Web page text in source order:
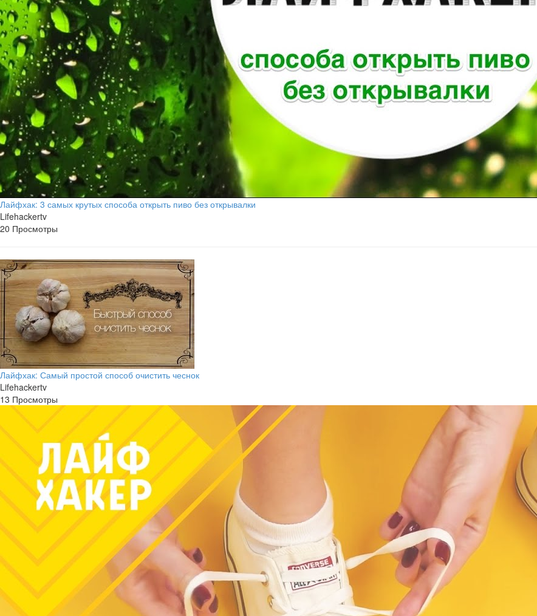
Лайфхак: 3 самых крутых способа открыть пиво без открывалки
Lifehackertv
20 Просмотры
Лайфхак: Самый простой способ очистить чеснок
Lifehackertv
13 Просмотры